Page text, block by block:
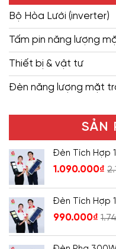
Bộ Hòa Lưới (inverter)
Tấm pin năng lượng
Thiết bị & vật tư
Đèn năng lượng mặt
SẢN
Đèn Tích Hợp
1.090.000₫
Đèn Tích Hợp
990.000₫